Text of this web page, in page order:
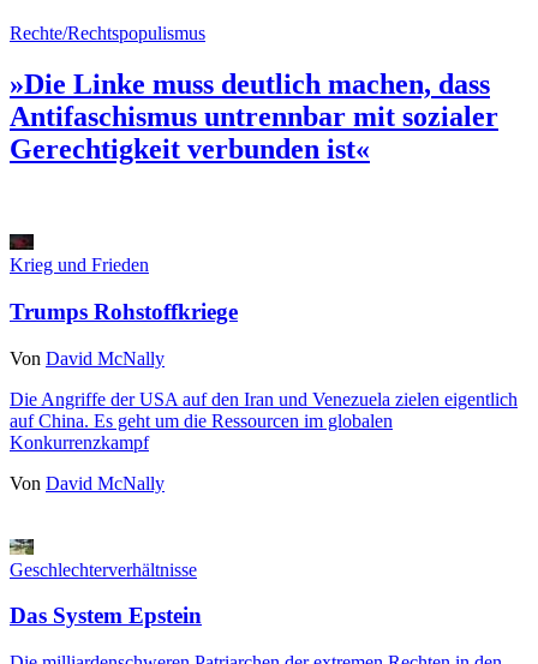
Rechte/Rechtspopulismus
»Die Linke muss deutlich machen, dass
Antifaschismus untrennbar mit sozialer
Gerechtigkeit verbunden ist«
Krieg und Frieden
Trumps Rohstoffkriege
Von David McNally
Die Angriffe der USA auf den Iran und Venezuela zielen eigentlich
auf China. Es geht um die Ressourcen im globalen
Konkurrenzkampf
Von David McNally
Geschlechterverhältnisse
Das System Epstein